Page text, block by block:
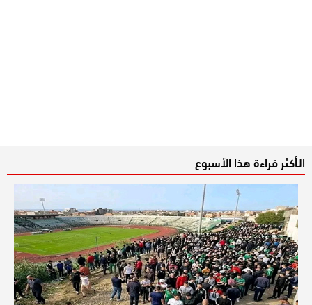
الـأكثر قراءة هذا الأسبوع